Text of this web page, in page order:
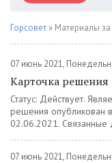
Горсовет » Материалы
07 июнь 2021,
Карточка
Статус: Действует.
решения опубликован
02.06.2021. Связанные
07 июнь 2021,